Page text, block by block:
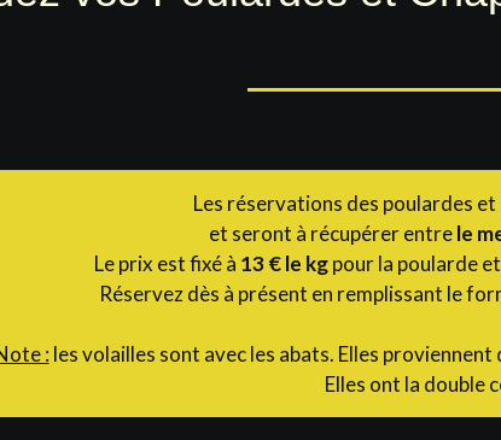
Les réservations des poulardes et
et seront à récupérer entrele
Le prix est fixé à 13 € le kgpour la poularde
Réservez dès à présent en remplissant le
: les volailles sont avec les abats. Elles proviennent
Elles ont la double